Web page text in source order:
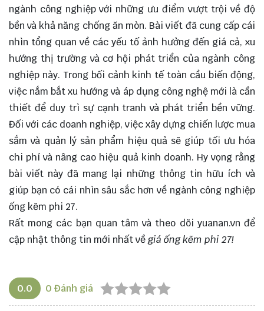
ngành công nghiệp với những ưu điểm vượt trội về độ
bền và khả năng chống ăn mòn. Bài viết đã cung cấpcái
nhìn tổng quan về các yếu tố ảnh hưởng đến giá cả, xu
hướng thị trường và cơ hội phát triển của ngành công
nghiệp này. Trong bối cảnh kinh tế toàn cầu biến động,
việc nắm bắt xu hướng và áp dụng công nghệ mới là cần
thiết để duy trì sự cạnh tranh và phát triển bền vững.
Đối với các doanh nghiệp, việc xây dựng chiến lược mua
sắm và quản lý sản phẩm hiệu quả sẽ giúp tối ưu hóa
chi phí và nâng cao hiệu quả kinh doanh. Hy vọng rằng
bài viết này đã mang lại những thông tin hữu ích và
giúp bạn có cái nhìn sâu sắc hơn về ngành công nghiệp
ống kẽm phi 27.
Rất mong các bạn quan tâm và theo dõi yuanan.vn để
cập nhật thông tin mới nhất vềgiá ống kẽm phi 27!
0.0 0 Đánh giá